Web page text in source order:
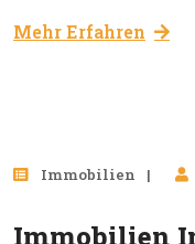
Mehr Erfahren
Immobilien
Immobilien